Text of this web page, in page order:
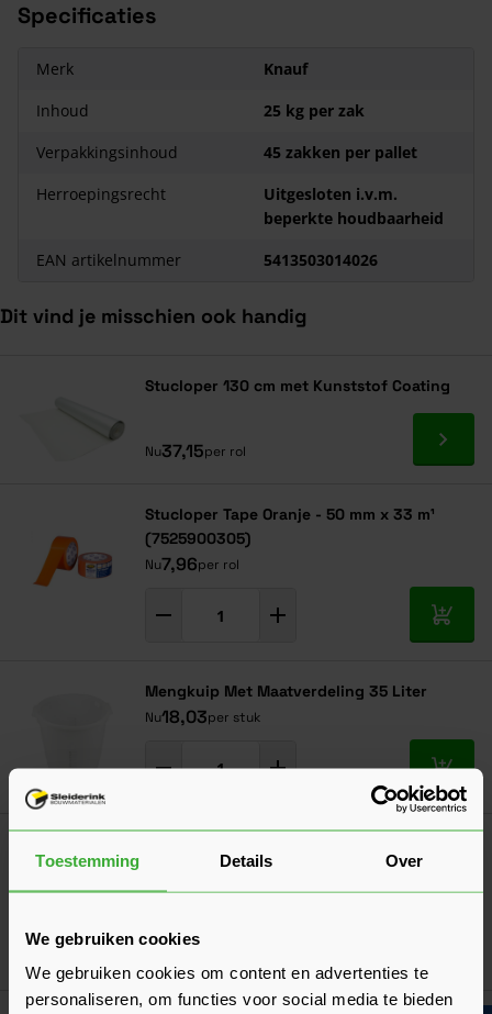
Toestemming Details Over
We gebruiken cookies
We gebruiken cookies om content en advertenties te
personaliseren, om functies voor social media te bieden
ondergronden in alle typen ruimtes en gebouwen.
Specificaties
Merk
Knauf
Inhoud
25 kg per zak
Verpakkingsinhoud
45 zakken per pallet
Herroepingsrecht
Uitgesloten i.v.m.
beperkte houdbaarheid
EAN artikelnummer
5413503014026
Dit vind je misschien ook handig
Stucloper 130 cm met Kunststof Coating
Nu37,15per rol Ga
Stucloper Tape Oranje - 50 mm x 33 m¹
(7525900305)
Nu7,96per rol
In
Mengkuip Met Maatverdeling 35 Liter
Nu18,03per stuk
In
Voor Boorkop 590x125 mm
Nu39,85per stuk